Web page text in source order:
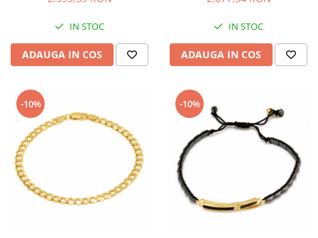
IN STOC
ADAUGA IN COS
IN STOC
ADAUGA IN COS
-10% -10%